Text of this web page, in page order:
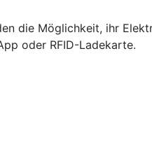
die Möglichkeit, ihr
oder RFID-Ladekarte.